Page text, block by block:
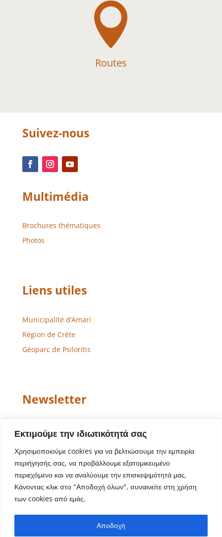
Εκτιμούμε την ιδιωτικότητά σας
Χρησιμοποιούμε cookies για να βελτιώσουμε την εμπειρία
περιήγησής σας, να προβάλλουμε εξατομικευμένο
περιεχόμενο και να αναλύουμε την επισκεψιμότητά μας.
Κάνοντας κλικ στο "Αποδοχή όλων", συναινείτε στη χρήση
των cookies από εμάς.
Αποδοχή

Routes
Suivez-nous
Multimédia
Brochures thématiques
Photos
Liens utiles
Municipalité d’Amari
Région de Crète
Géoparc de Psiloritis
Newsletter
| Copyright © 2022 Municipalité d’Amari